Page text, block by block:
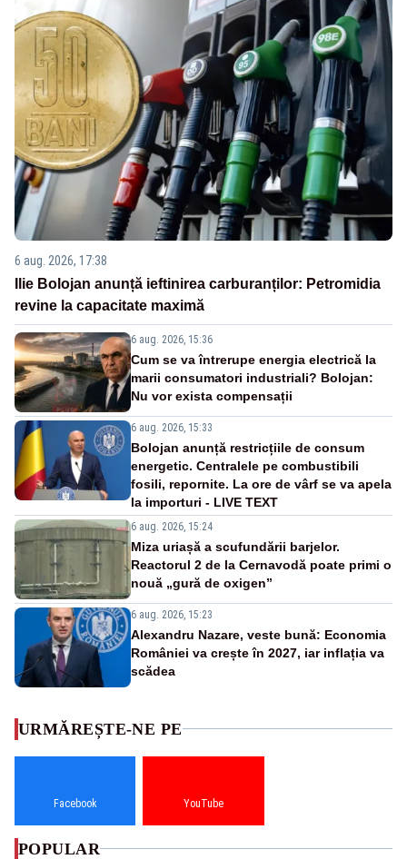
6 aug. 2026, 17:38
Ilie Bolojan anunță ieftinirea carburanților: Petromidia
revine la capacitate maximă
6 aug. 2026, 15:36
Cum se va întrerupe energia electrică la
marii consumatori industriali? Bolojan:
Nu vor exista compensații
6 aug. 2026, 15:33
Bolojan anunță restricțiile de consum
energetic. Centralele pe combustibili
fosili, repornite. La ore de vârf se va apela
la importuri - LIVE TEXT
6 aug. 2026, 15:24
Miza uriașă a scufundării barjelor.
Reactorul 2 de la Cernavodă poate primi o
nouă „gură de oxigen”
6 aug. 2026, 15:23
Alexandru Nazare, veste bună: Economia
României va crește în 2027, iar inflația va
scădea
URMĂREȘTE-NE PE
Facebook YouTube
POPULAR